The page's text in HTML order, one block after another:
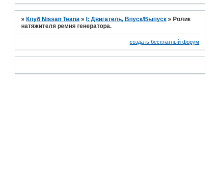
» Клуб Nissan Teana » I: Двигатель, Впуск/Выпуск » Ролик
натяжителя ремня генератора.
создать бесплатный форум